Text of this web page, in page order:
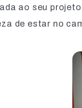
ao seu
de estar no